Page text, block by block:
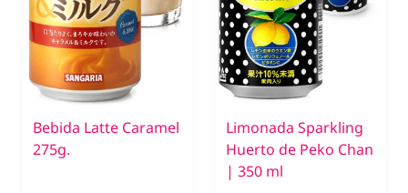
Bebida Latte Caramel
275g.
Limonada Sparkling
Huerto de Peko Chan
| 350 ml